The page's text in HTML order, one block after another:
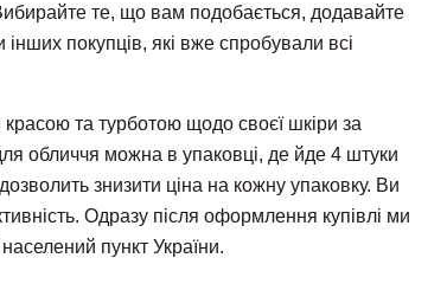
те, що вам подобається, додавайте
покупців, які вже спробували всі
та турботою щодо своєї шкіри за
обличчя можна в упаковці, де йде 4 штуки
знизити ціна на кожну упаковку. Ви
Одразу після оформлення купівлі ми
пункт України.